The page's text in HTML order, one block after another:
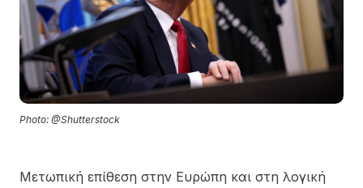
Photo: @Shutterstock
Μετωπική επίθεση στην Ευρώπη και στη λογική